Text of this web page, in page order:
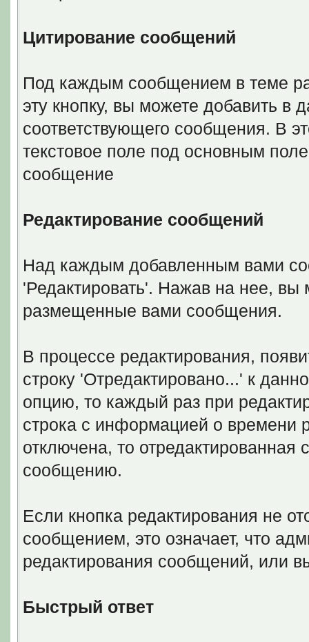
Цитирование сообщений
Под каждым сообщением в теме
эту кнопку, вы можете добавить в
соответствующего сообщения. В
текстовое поле под основным
сообщение
Редактирование сообщений
Над каждым добавленным вами
'Редактировать'. Нажав на нее, вы
размещенные вами сообщения.
В процессе редактирования,
строку 'Отредактировано...' к
опцию, то каждый раз при
строка с информацией о времени
отключена, то отредактированная
сообщению.
Если кнопка редактирования не
сообщением, это означает, что
редактирования сообщений, или
Быстрый ответ